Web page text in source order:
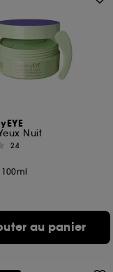
Nuit
24
100ml
au panier